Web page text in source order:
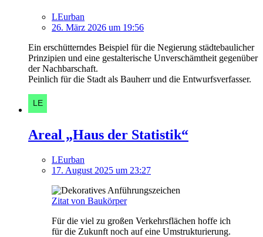
LEurban
26. März 2026 um 19:56
Ein erschütterndes Beispiel für die Negierung städtebaulicher
Prinzipien und eine gestalterische Unverschämtheit gegenüber
der Nachbarschaft.
Peinlich für die Stadt als Bauherr und die Entwurfsverfasser.
Areal „Haus der Statistik“
LEurban
17. August 2025 um 23:27
Zitat von Baukörper
Für die viel zu großen Verkehrsflächen hoffe ich
für die Zukunft noch auf eine Umstrukturierung.